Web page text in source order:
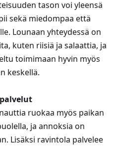
tason voi yleensä
sekä miedompaa että
Lounaan yhteydessä on
kuten riisiä ja salaattia, ja
toimimaan hyvin myös
keskellä.
ruokaa myös paikan
ja annoksia on
Lisäksi ravintola palvelee